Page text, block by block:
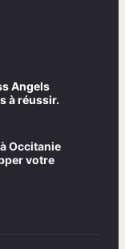
Angels
à réussir.
Occitanie
votre